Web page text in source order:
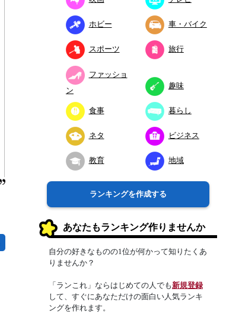
ホビー 車・バイク
スポーツ 旅行
ファッショ
ン
趣味
食事 暮らし
ネタ ビジネス
教育 地域
ランキングを作成する
あなたもランキング作りませんか
自分の好きなものの1位が何かって知りたくあ
りませんか？
「ランこれ」ならはじめての人でも新規登録
して、すぐにあなただけの面白い人気ランキ
ングを作れます。